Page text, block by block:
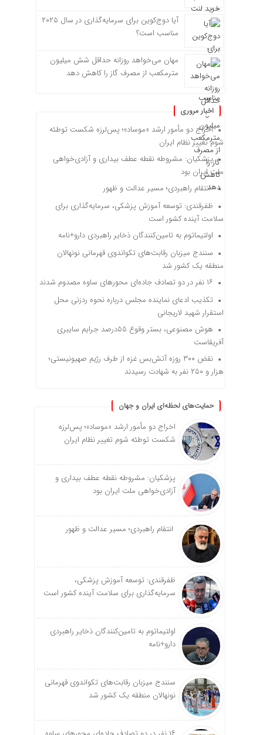
آیا دوج‌کوین برای سرمایه‌گذاری در سال ۲۰۲۵
مناسب است؟
مهان می‌خواهد روزانه حداقل شش میلیون
مترمکعب از مصرف گاز را کاهش دهد
اخبار مروری
اخراج دو مأمور ارشد «موساد»؛ پس‌لرزه شکست توطئه
شوم تغییر نظام ایران
پزشکیان: مشروطه نقطه عطف بیداری و آزادی‌خواهی
ملت ایران بود
انتقام راهبردی؛ مسیر عدالت و ظهور
ظفرقندی: توسعه آموزش پزشکی، سرمایه‌گذاری برای
سلامت آینده کشور است
اولتیماتوم به تامین‌کنندگان ذخایر راهبردی دارو+نامه
سنندج میزبان رقابت‌های تکواندوی قهرمانی نونهالان
منطقه یک کشور شد
۱۶ نفر در دو تصادف جاده‌ای محورهای ساوه مصدوم شدند
تکذیب ادعای نماینده مجلس درباره نحوه ردزنی محل
استقرار شهید لاریجانی
هوش مصنوعی، بستر وقوع 55درصد جرایم سایبری
آفریقاست
نقض ۳۰۰ روزه آتش‌بس غزه از طرف رژیم صهیونیستی؛
هزار و ۲۵۰ نفر به شهادت رسیدند
حمایت‌های لحظه‌ای ایران و جهان
اخراج دو مأمور ارشد «موساد»؛ پس‌لرزه
شکست توطئه شوم تغییر نظام ایران
پزشکیان: مشروطه نقطه عطف بیداری و
آزادی‌خواهی ملت ایران بود
انتقام راهبردی؛ مسیر عدالت و ظهور
ظفرقندی: توسعه آموزش پزشکی،
سرمایه‌گذاری برای سلامت آینده کشور است
اولتیماتوم به تامین‌کنندگان ذخایر راهبردی
دارو+نامه
سنندج میزبان رقابت‌های تکواندوی قهرمانی
نونهالان منطقه یک کشور شد